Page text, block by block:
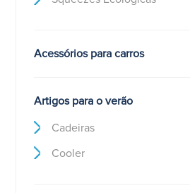
Acessórios para carros
Artigos para o verão
Cadeiras
Cooler